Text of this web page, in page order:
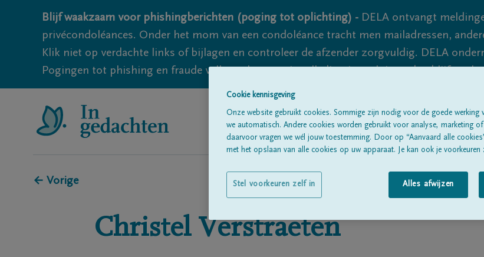
Blijf waakzaam voor phishingberichten (poging tot oplichting) - DELA ontvangt
privécondoléances. Onder het mom van een condoléance tracht men mailadressen,
Klik niet op verdachte links of bijlagen en controleer de afzender zorgvuldig. DELA
Pogingen tot phishing en fraude vallen echter nooit volledig uit te sluiten, dus blijf
Alle rouwberichten
← Vorige
Christel Verstraeten
Cookie kennisgeving
Onze website gebruikt cookies. Sommige zijn nodig voor de goede werking
we automatisch. Andere cookies worden gebruikt voor analyse, marketing
daarvoor vragen we wél jouw toestemming. Door op “Aanvaard alle
met het opslaan van alle cookies op uw apparaat. Je kan ook je voorkeuren
Alles afwijzen
Stel voorkeuren zelf in